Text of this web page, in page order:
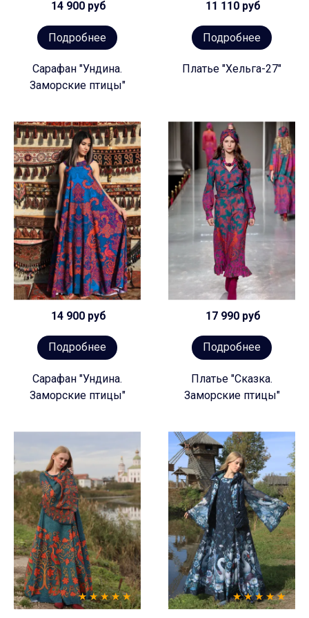
14 900 руб
Подробнее
Сарафан "Ундина.
Заморские птицы"
11 110 руб
Подробнее
Платье "Хельга-27"
14 900 руб
Подробнее
Сарафан "Ундина.
Заморские птицы"
17 990 руб
Подробнее
Платье "Сказка.
Заморские птицы"